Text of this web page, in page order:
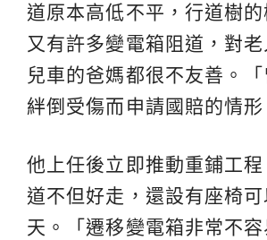
道原本高低不平，行道樹的
又有許多變電箱阻道，對
兒車的爸媽都很不友善。
絆倒受傷而申請國賠的情形
他上任後立即推動重鋪工
道不但好走，還設有座椅
天。「遷移變電箱非常不